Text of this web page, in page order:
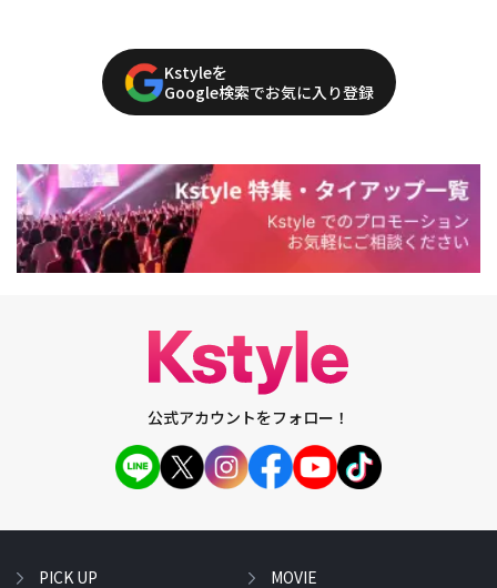
Kstyleを
Google検索でお気に入り登録
公式アカウントをフォロー！
PICK UP MOVIE